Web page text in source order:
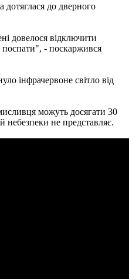
до дверного
довелося відключити
поспати", - поскаржився
інфрачервоне світло від
можуть досягати 30
небезпеки не представляє.